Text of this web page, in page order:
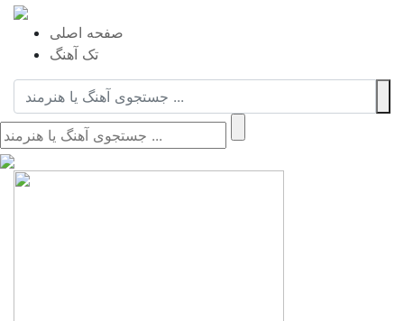
صفحه اصلی
تک آهنگ